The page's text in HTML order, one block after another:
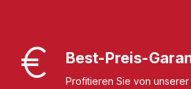
Best-Preis-
Profitieren Sie von